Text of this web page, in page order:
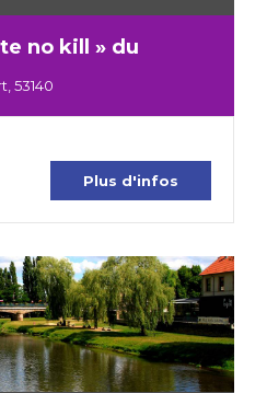
no kill » du
53140
Plus d'infos